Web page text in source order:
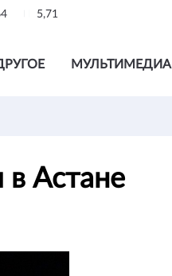
5,71
МУЛЬТИМЕДИА
в Астане